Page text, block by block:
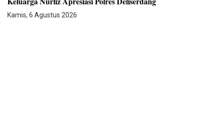
Kamis, 6 Agustus 2026